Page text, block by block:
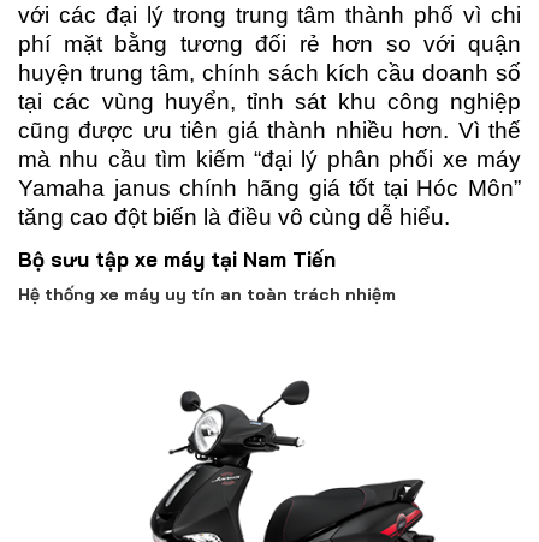
với các đại lý trong trung tâm thành phố vì chi
phí mặt bằng tương đối rẻ hơn so với quận
huyện trung tâm, chính sách kích cầu doanh số
tại các vùng huyển, tỉnh sát khu công nghiệp
cũng được ưu tiên giá thành nhiều hơn. Vì thế
mà nhu cầu tìm kiếm “đại lý phân phối xe máy
Yamaha janus chính hãng giá tốt tại Hóc Môn”
tăng cao đột biến là điều vô cùng dễ hiểu.
Bộ sưu tập xe máy tại Nam Tiến
Hệ thống xe máy uy tín an toàn trách nhiệm